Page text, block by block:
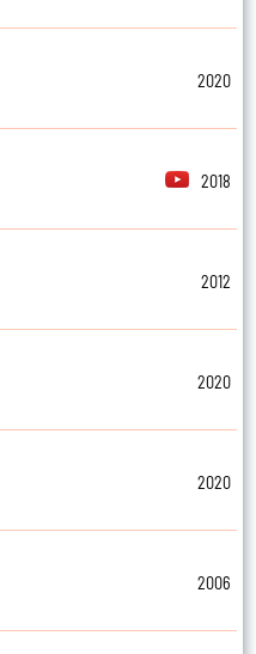
2020
2018
2012
2020
2020
2006